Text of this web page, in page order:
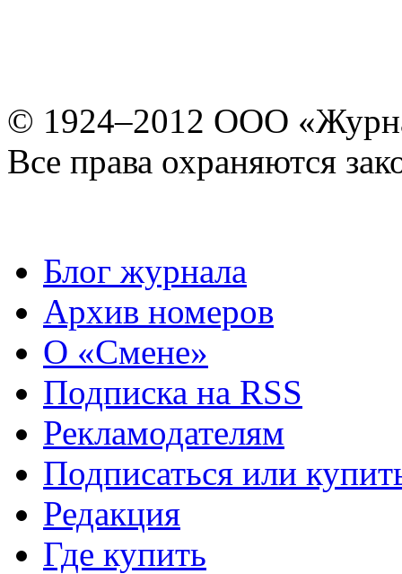
© 1924–2012 ООО
Все права охраняются
Блог журнала
Архив номеров
О «Смене»
Подписка на RSS
Рекламодателям
Подписаться или
Редакция
Где купить